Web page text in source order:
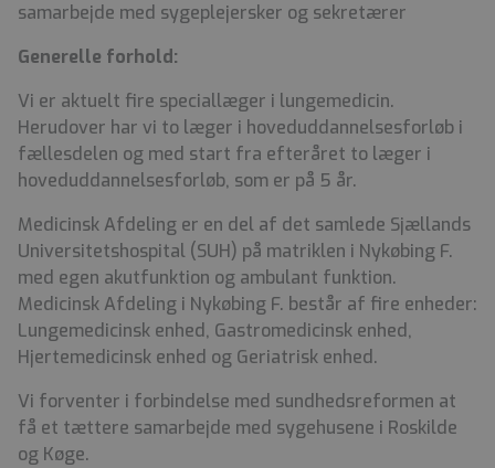
samarbejde med sygeplejersker og sekretærer
Generelle forhold:
Vi er aktuelt fire speciallæger i lungemedicin.
Herudover har vi to læger i hoveduddannelsesforløb i
fællesdelen og med start fra efteråret to læger i
hoveduddannelsesforløb, som er på 5 år.
Medicinsk Afdeling er en del af det samlede Sjællands
Universitetshospital (SUH) på matriklen i Nykøbing F.
med egen akutfunktion og ambulant funktion.
Medicinsk Afdeling i Nykøbing F. består af fire enheder:
Lungemedicinsk enhed, Gastromedicinsk enhed,
Hjertemedicinsk enhed og Geriatrisk enhed.
Vi forventer i forbindelse med sundhedsreformen at
få et tættere samarbejde med sygehusene i Roskilde
og Køge.